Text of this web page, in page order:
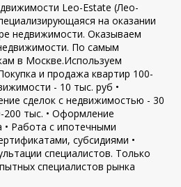
Leo-Estate (Лео-
на оказании
недвижимости. Оказываем
По самым
в Москве.Используем
и продажа квартир 100-
- 10 тыс. руб •
сделок с недвижимостью - 30
200 тыс. • Оформление
• Работа с ипотечными
субсидиями •
специалистов. Только
специалистов рынка